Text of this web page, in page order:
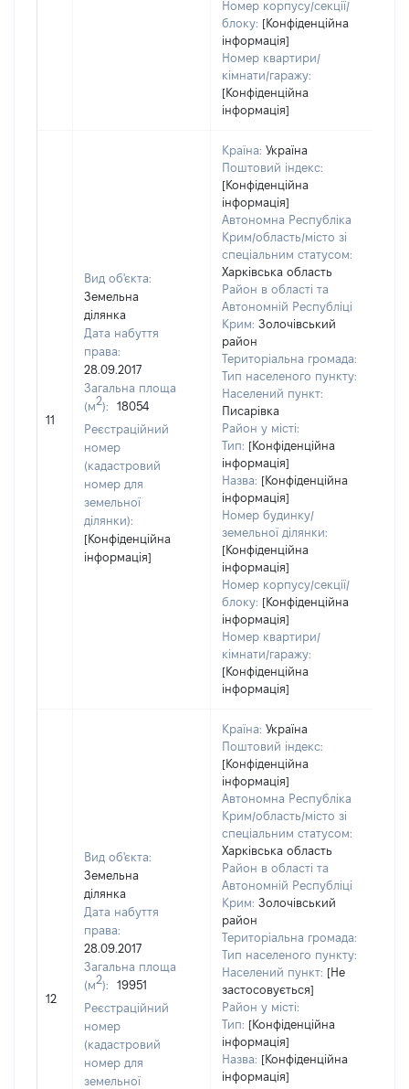
Номер корпусу/секції/
блоку: [Конфіденційна
інформація]
Номер квартири/
кімнати/гаражу:
[Конфіденційна
інформація]
11
Вид об'єкта:
Земельна
ділянка
Дата набуття
права:
28.09.2017
Загальна площа
(м2):
18054
Реєстраційний
номер
(кадастровий
номер для
земельної
ділянки):
[Конфіденційна
інформація]
Країна: Україна
Поштовий індекс:
[Конфіденційна
інформація]
Автономна Республіка
Крим/область/місто зі
спеціальним статусом:
Харківська область
Район в області та
Автономній Республіці
Крим: Золочівський
район
Територіальна громада:
Тип населеного пункту:
Населений пункт:
Писарівка
Район у місті:
Тип: [Конфіденційна
інформація]
Назва: [Конфіденційна
інформація]
Номер будинку/
земельної ділянки:
[Конфіденційна
інформація]
Номер корпусу/секції/
блоку: [Конфіденційна
інформація]
Номер квартири/
кімнати/гаражу:
[Конфіденційна
інформація]
12
Вид об'єкта:
Земельна
ділянка
Дата набуття
права:
28.09.2017
Загальна площа
(м2):
19951
Реєстраційний
номер
(кадастровий
номер для
земельної
Країна: Україна
Поштовий індекс:
[Конфіденційна
інформація]
Автономна Республіка
Крим/область/місто зі
спеціальним статусом:
Харківська область
Район в області та
Автономній Республіці
Крим: Золочівський
район
Територіальна громада:
Тип населеного пункту:
Населений пункт: [Не
застосовується]
Район у місті:
Тип: [Конфіденційна
інформація]
Назва: [Конфіденційна
інформація]